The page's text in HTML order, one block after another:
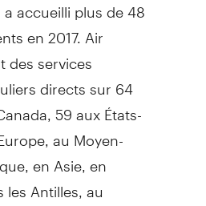
en 2017. Air
des services
directs sur 64
59 aux États-
au Moyen-
en Asie, en
Antilles, au